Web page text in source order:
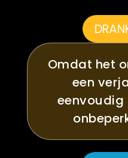
Omdat het
een
eenvoudig